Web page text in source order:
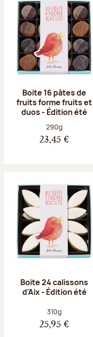
Boite 16 pâtes de
fruits forme fruits et
duos - Édition été
Poids net :
290g
23,45 €
Boite 24 calissons
d'Aix - Édition été
Poids net :
310g
25,95 €